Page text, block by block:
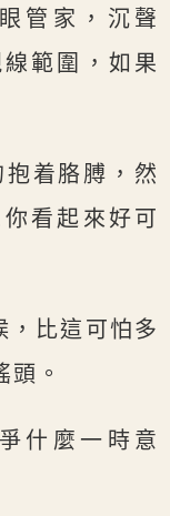
管家，沉聲
範圍，如果
着胳膊，然
看起來好可
，比這可怕多
頭。
什麼一時意